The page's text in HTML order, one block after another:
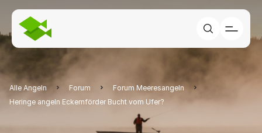
Alle Angeln Forum
Forum Meeresangeln
Heringe angeln Eckernförder Bucht vom Ufer?